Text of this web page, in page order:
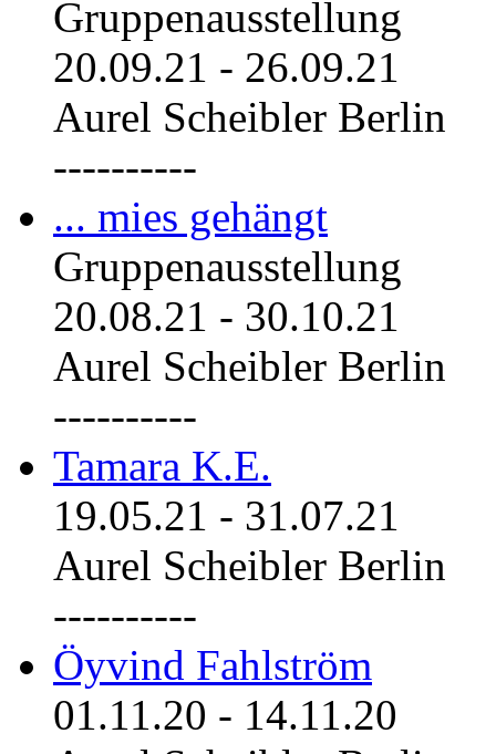
Gruppenausstellung
20.09.21 - 26.09.21
Aurel Scheibler Berlin
----------
... mies gehängt
Gruppenausstellung
20.08.21 - 30.10.21
Aurel Scheibler Berlin
----------
Tamara K.E.
19.05.21 - 31.07.21
Aurel Scheibler Berlin
----------
Öyvind Fahlström
01.11.20 - 14.11.20